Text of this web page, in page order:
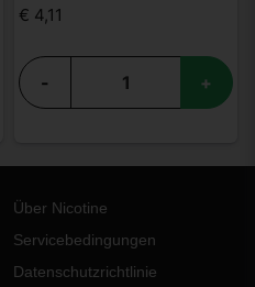
€ 4,11
- +
Über Nicotine
Servicebedingungen
Datenschutzrichtlinie